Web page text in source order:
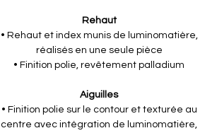
Rehaut
• Rehaut et index munis de luminomatière,
réalisés en une seule pièce
• Finition polie, revêtement palladium
Aiguilles
• Finition polie sur le contour et texturée au
centre avec intégration de luminomatière,